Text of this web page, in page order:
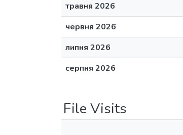
травня 2026
червня 2026
липня 2026
серпня 2026
File Visits